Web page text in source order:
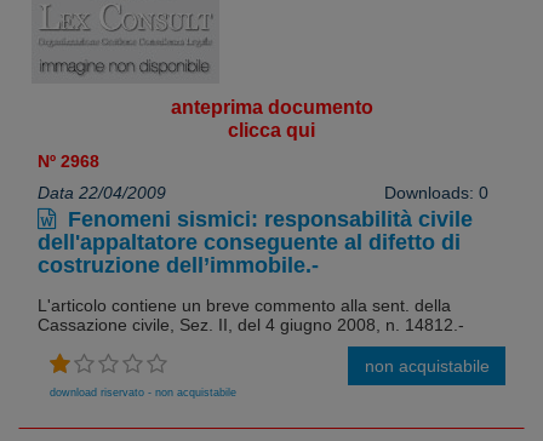
anteprima documento
clicca qui
Nº 2968
Data 22/04/2009
Downloads: 0
Fenomeni sismici: responsabilità civile
dell'appaltatore conseguente al difetto di
costruzione dell’immobile.-
L'articolo contiene un breve commento alla sent. della
Cassazione civile, Sez. II, del 4 giugno 2008, n. 14812.-
download riservato - non acquistabile
non acquistabile